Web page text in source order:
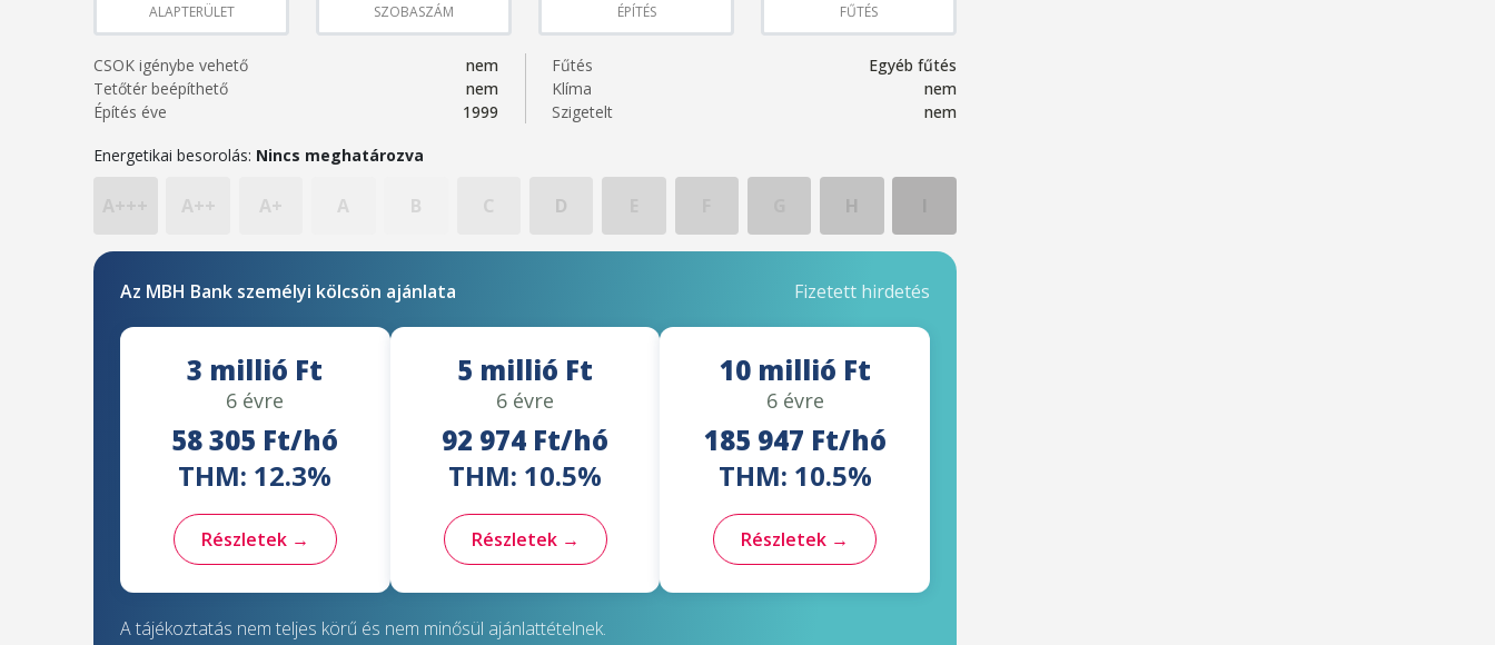
ALAPTERÜLET SZOBASZÁM ÉPÍTÉS FŰTÉS
CSOK igénybe vehető
nem
Tetőtér beépíthető
nem
Építés éve
1999
Fűtés
Egyéb fűtés
Klíma
nem
Szigetelt
nem
Energetikai besorolás: Nincs meghatározva
A++ A+ A B C D
Az MBH Bank személyi kölcsön ajánlata Fizetett hirdetés
3 millió Ft
6 évre
58 305 Ft/hó
THM: 12.3%
Részletek →
5 millió Ft
6 évre
92 974 Ft/hó
THM: 10.5%
Részletek →
10 millió Ft
6 évre
185 947 Ft/hó
THM: 10.5%
Részletek →
A tájékoztatás nem teljes körű és nem minősül ajánlattételnek.